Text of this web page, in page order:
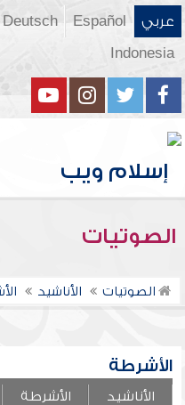
عربي Español
Deutsch
Indonesia
الصوتيات
الصوتيات الأناشيد
الأشرطة
الأناشيد الأشرطة